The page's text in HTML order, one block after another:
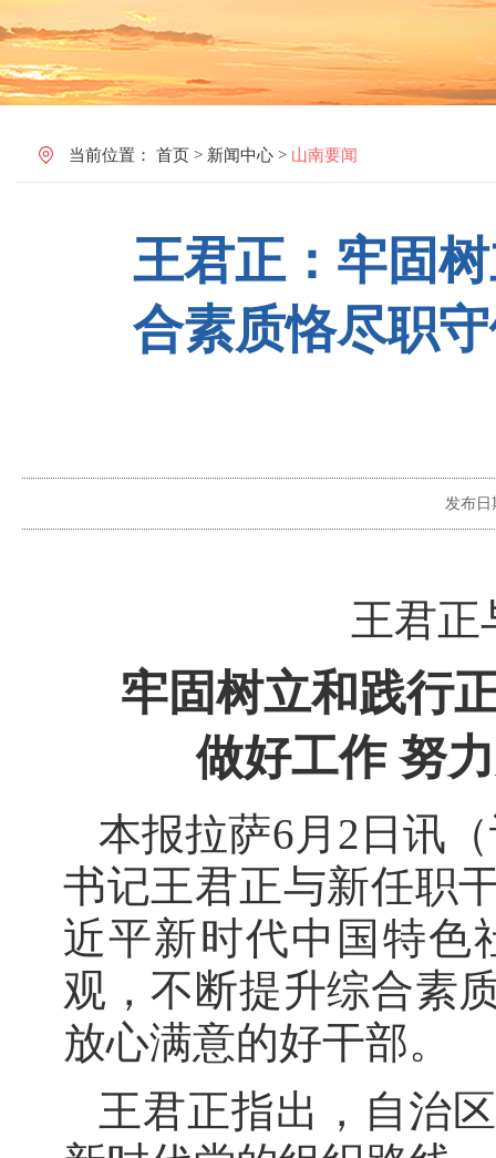
当前位置： 首页 > 新闻中心 > 山南要闻
王君正：牢固
合素质恪尽职
发布日
王君正
牢固树立和践行
做好工作 努
本报拉萨6月2日讯
书记王君正与新任职
近平新时代中国特色
观，不断提升综合素
放心满意的好干部。
王君正指出，自治